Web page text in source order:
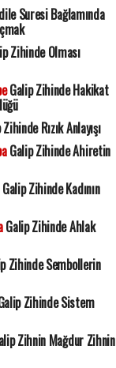
Suresi Bağlamında
Zihinde Olması
Galip Zihinde Hakikat
Rızık Anlayışı
Galip Zihinde Ahiretin
Galip Zihinde Kadının
Galip Zihinde Ahlak
Zihinde Sembollerin
Zihinde Sistem
Zihnin Mağdur Zihnin